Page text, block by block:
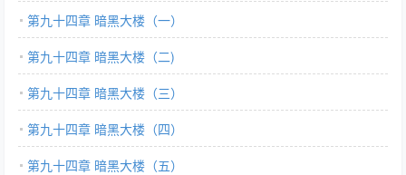
第九十四章 暗黑大楼（一）
第九十四章 暗黑大楼（二)
第九十四章 暗黑大楼（三）
第九十四章 暗黑大楼（四）
第九十四章 暗黑大楼（五）